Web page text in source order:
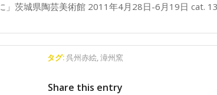
」茨城県陶芸美術館 2011年4月28日-6月19日 cat.
タグ:呉州赤絵,漳州窯
Share this entry